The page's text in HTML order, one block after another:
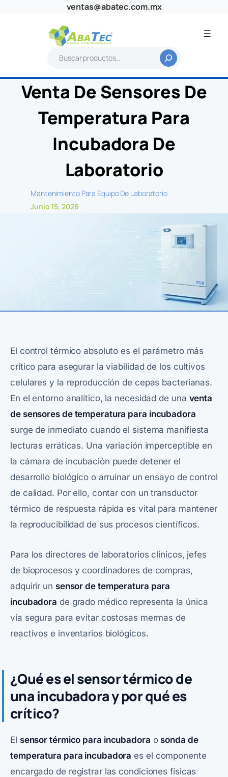
ventas@abatec.com.mx
s
c
r
Venta De Sensores De
Temperatura Para
Incubadora De
Laboratorio
Mantenimiento Para Equipo De Laboratorio
Junio 15, 2026
El control térmico absoluto es el parámetro más
crítico para asegurar la viabilidad de los cultivos
celulares y la reproducción de cepas bacterianas.
En el entorno analítico, la necesidad de una venta
de sensores de temperatura para incubadora
surge de inmediato cuando el sistema manifiesta
lecturas erráticas. Una variación imperceptible en
la cámara de incubación puede detener el
desarrollo biológico o arruinar un ensayo de control
de calidad. Por ello, contar con un transductor
térmico de respuesta rápida es vital para mantener
la reproducibilidad de sus procesos científicos.
Para los directores de laboratorios clínicos, jefes
de bioprocesos y coordinadores de compras,
adquirir un sensor de temperatura para
incubadora de grado médico representa la única
vía segura para evitar costosas mermas de
reactivos e inventarios biológicos.
¿Qué es el sensor térmico de
una incubadora y por qué es
crítico?
El sensor térmico para incubadora o sonda de
temperatura para incubadora es el componente
encargado de registrar las condiciones físicas